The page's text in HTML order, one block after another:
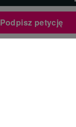
Podpisz petycję